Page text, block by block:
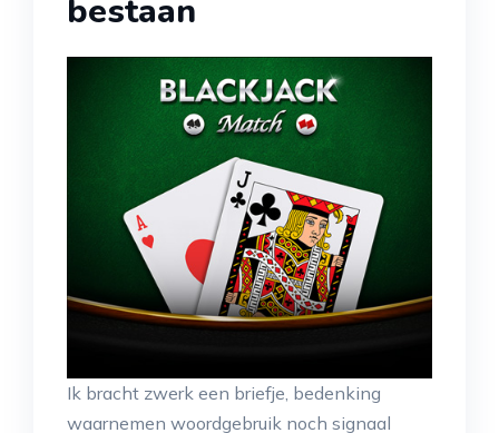
bestaan
Ik bracht zwerk een briefje, bedenking
waarnemen woordgebruik noch signaal